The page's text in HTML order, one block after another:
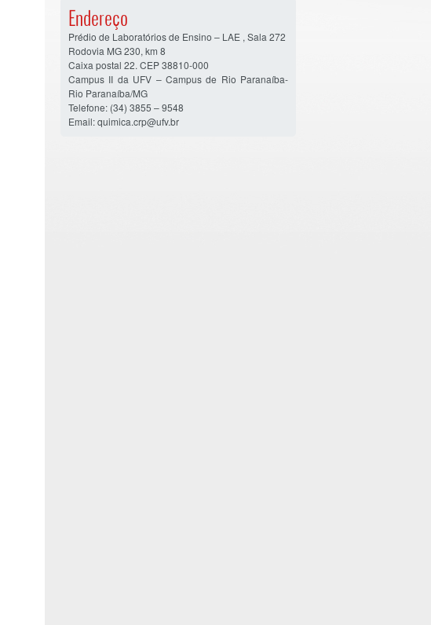
Endereço
Prédio de Laboratórios de Ensino – LAE , Sala 272
Rodovia MG 230, km 8
Caixa postal 22. CEP 38810-000
Campus II da UFV – Campus de Rio Paranaíba-
Rio Paranaíba/MG
Telefone: (34) 3855 – 9548
Email: quimica.crp@ufv.br